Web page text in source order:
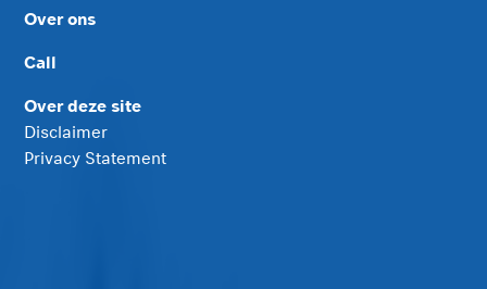
Over ons
Call
Over deze site
Disclaimer
Privacy Statement